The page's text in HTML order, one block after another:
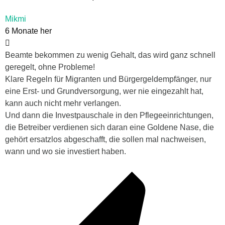
Mikmi
6 Monate her
Beamte bekommen zu wenig Gehalt, das wird ganz schnell
geregelt, ohne Probleme!
Klare Regeln für Migranten und Bürgergeldempfänger, nur
eine Erst- und Grundversorgung, wer nie eingezahlt hat,
kann auch nicht mehr verlangen.
Und dann die Investpauschale in den Pflegeeinrichtungen,
die Betreiber verdienen sich daran eine Goldene Nase, die
gehört ersatzlos abgeschafft, die sollen mal nachweisen,
wann und wo sie investiert haben.